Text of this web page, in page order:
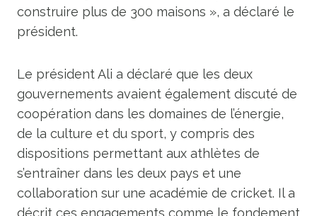
construire plus de 300 maisons », a déclaré le
président.
Le président Ali a déclaré que les deux
gouvernements avaient également discuté de
coopération dans les domaines de l’énergie,
de la culture et du sport, y compris des
dispositions permettant aux athlètes de
s’entraîner dans les deux pays et une
collaboration sur une académie de cricket. Il a
décrit ces engagements comme le fondement